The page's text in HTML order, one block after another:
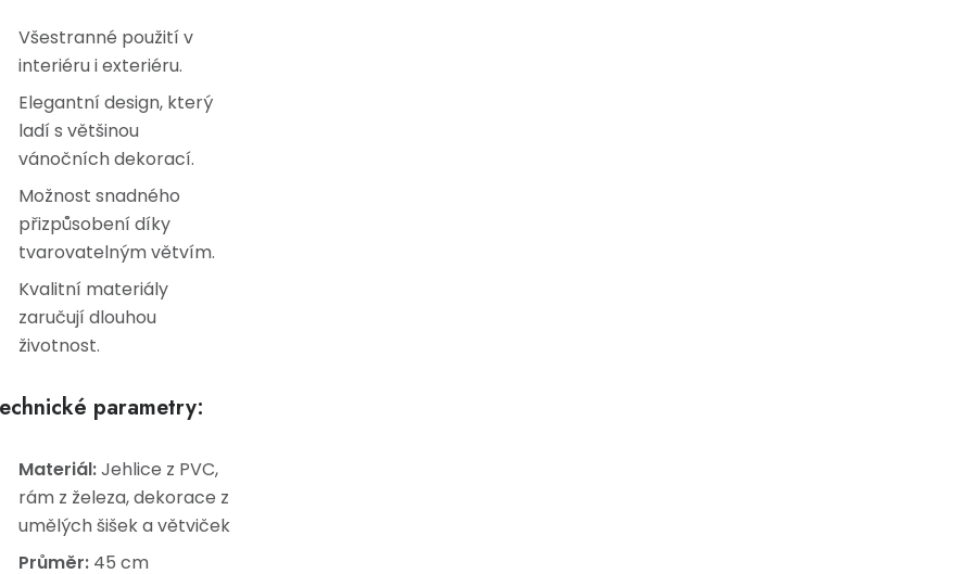
Všestranné použití v
interiéru i exteriéru.
Elegantní design, který
ladí s většinou
vánočních dekorací.
Možnost snadného
přizpůsobení díky
tvarovatelným větvím.
Kvalitní materiály
zaručují dlouhou
životnost.
parametry:
Materiál:Jehlice z PVC,
rám z železa, dekorace z
umělých šišek a větviček
Průměr: 45 cm